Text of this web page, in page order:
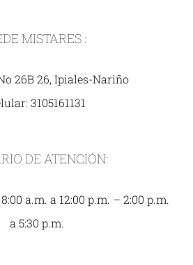
MISTARES :
26B 26, Ipiales-Nariño
3105161131
DE ATENCIÓN:
a.m. a 12:00 p.m. – 2:00 p.m.
a 5:30 p.m.